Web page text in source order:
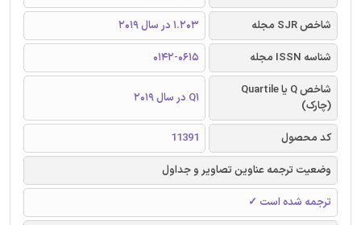
شاخص SJR مجله
1.203 در سال 2019
شناسه ISSN مجله
0142-0615
شاخص Q یا Quartile
(چارک)
Q1 در سال 2019
کد محصول
11391
وضعیت ترجمه عناوین تصاویر و جداول
ترجمه شده است ✓